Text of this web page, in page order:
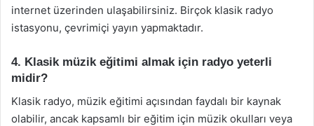
internet üzerinden ulaşabilirsiniz. Birçok klasik radyo
istasyonu, çevrimiçi yayın yapmaktadır.
4. Klasik müzik eğitimi almak için radyo yeterli
midir?
Klasik radyo, müzik eğitimi açısından faydalı bir kaynak
olabilir, ancak kapsamlı bir eğitim için müzik okulları veya